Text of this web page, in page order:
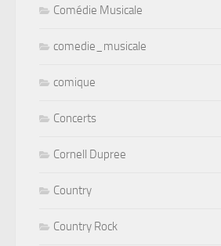
Comédie Musicale
comedie_musicale
comique
Concerts
Cornell Dupree
Country
Country Rock